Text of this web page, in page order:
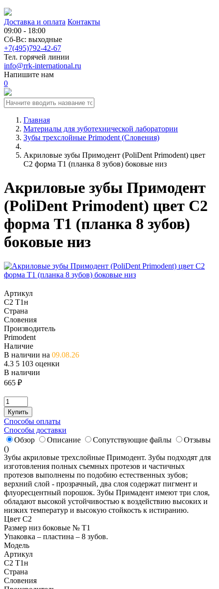
Доставка и оплата Контакты
09:00 - 18:00
Сб-Вс: выходные
+7(495)792-42-67
Тел. горячей линии
info@rrk-international.ru
Напишите нам
0
Главная
Материалы для зуботехнической лаборатории
Зубы трехслойные Primodent (Словения)
Акриловые зубы Примодент (PoliDent Primodent) цвет
C2 форма T1 (планка 8 зубов) боковые низ
Акриловые зубы Примодент
(PoliDent Primodent) цвет C2
форма T1 (планка 8 зубов)
боковые низ
Артикул
C2 T1н
Страна
Словения
Производитель
Primodent
Наличие
В наличии на 09.08.26
4.3 5 103 оценки
В наличии
665 ₽
Купить
Способы оплаты
Способы доставки
Обзор
Описание Сопутствующие файлы
Отзывы
()
Зубы акриловые трехслойные Примодент. Зубы подходят для
изготовления полных съемных протезов и частичных
протезов выполнены по подобию естественных зубов;
верхний слой - прозрачный, два слоя содержат пигмент и
флуоресцентный порошок. Зубы Примадент имеют три слоя,
обладают высокой устойчивостью к воздействию высоких и
низких температур и высокую стойкость к истиранию.
Цвет C2
Размер низ боковые № T1
Упаковка – пластина – 8 зубов.
Модель
Артикул
C2 T1н
Страна
Словения